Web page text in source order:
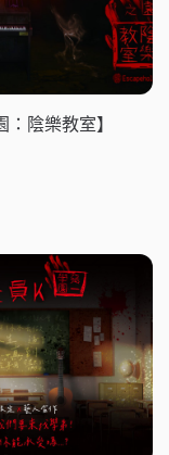
陰樂教室】